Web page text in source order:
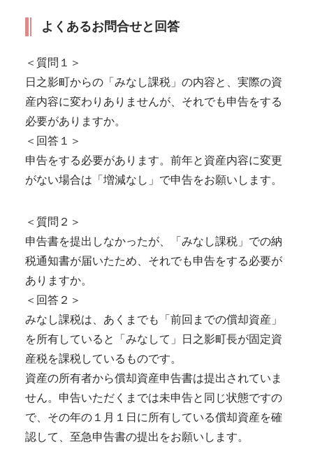
よくあるお問合せと回答
＜質問１＞
日之影町からの「みなし課税」の内容と、実際の資
産内容に変わりありませんが、それでも申告をする
必要がありますか。
＜回答１＞
申告をする必要があります。前年と資産内容に変更
がない場合は「増減なし」で申告をお願いします。
＜質問２＞
申告書を提出しなかったが、「みなし課税」での納
税通知書が届いたため、それでも申告をする必要が
ありますか。
＜回答２＞
みなし課税は、あくまでも「前回までの償却資産」
を所有していると「みなして」日之影町長が固定資
産税を課税しているものです。
資産の所有者から償却資産申告書は提出されていま
せん。申告いただくまでは未申告と同じ状態ですの
で、その年の１月１日に所有している償却資産を確
認して、至急申告書の提出をお願いします。